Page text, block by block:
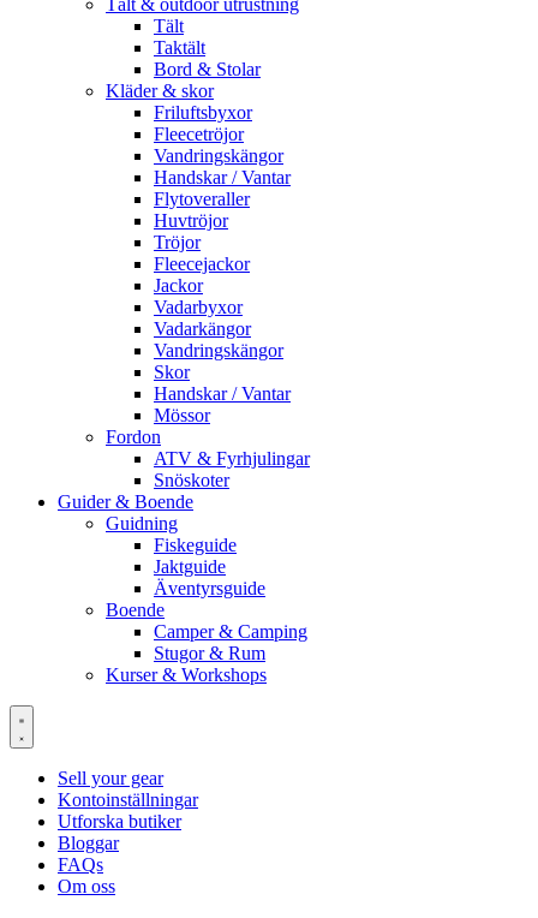
Tält
Taktält
Bord & Stolar
Kläder & skor
Friluftsbyxor
Fleecetröjor
Vandringskängor
Handskar / Vantar
Flytoveraller
Huvtröjor
Tröjor
Fleecejackor
Jackor
Vadarbyxor
Vadarkängor
Vandringskängor
Skor
Handskar / Vantar
Mössor
Fordon
ATV & Fyrhjulingar
Snöskoter
Guider & Boende
Guidning
Fiskeguide
Jaktguide
Äventyrsguide
Boende
Camper & Camping
Stugor & Rum
Kurser & Workshops
Sell your gear
Kontoinställningar
Utforska butiker
Bloggar
FAQs
Om oss